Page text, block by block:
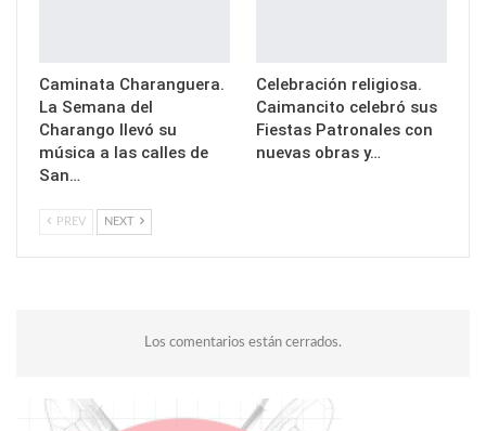
Caminata Charanguera.
La Semana del
Charango llevó su
música a las calles de
San…
Celebración religiosa.
Caimancito celebró sus
Fiestas Patronales con
nuevas obras y…
PREV NEXT
Los comentarios están cerrados.